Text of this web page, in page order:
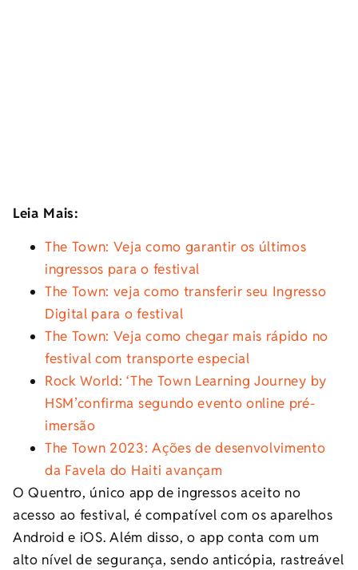
Leia Mais:
The Town: Veja como garantir os últimos
ingressos para o festival
The Town: veja como transferir seu Ingresso
Digital para o festival
The Town: Veja como chegar mais rápido no
festival com transporte especial
Rock World: ‘The Town Learning Journey by
HSM’confirma segundo evento online pré-
imersão
The Town 2023: Ações de desenvolvimento
da Favela do Haiti avançam
O Quentro, único app de ingressos aceito no
acesso ao festival, é compatível com os aparelhos
Android e iOS. Além disso, o app conta com um
alto nível de segurança, sendo anticópia, rastreável